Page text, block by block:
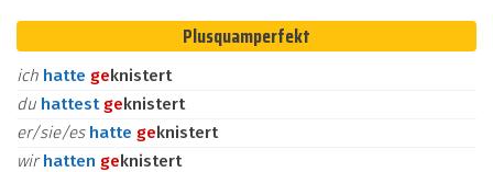
Plusquamperfekt
ich hatte geknistert
du hattest geknistert
er/sie/es hatte geknistert
wirhatten geknistert